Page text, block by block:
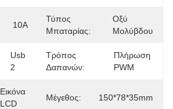
10Α
Τύπος
Μπαταρίας:
Οξύ
Μολύβδου
Usb
2
Τρόπος
Δαπανών:
Πλήρωση
PWM
Εικόνα
LCD
Μέγεθος: 150*78*35mm